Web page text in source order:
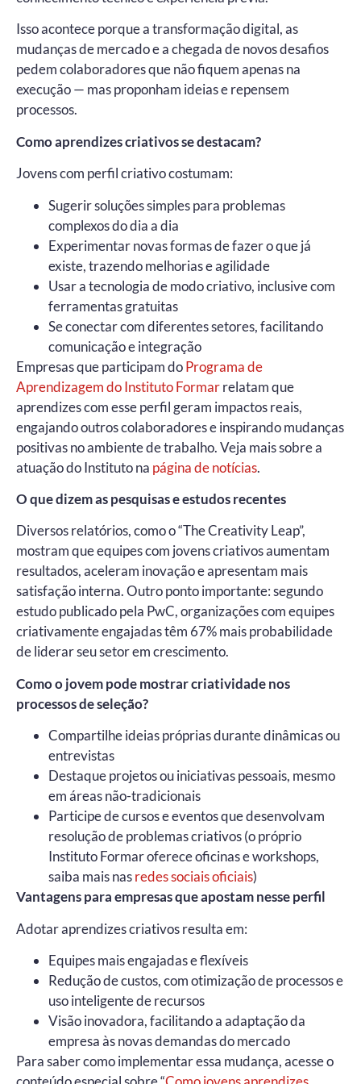
Isso acontece porque a transformação digital, as
mudanças de mercado e a chegada de novos desafios
pedem colaboradores que não fiquem apenas na
execução — mas proponham ideias e repensem
processos.
Como aprendizes criativos se destacam?
Jovens com perfil criativo costumam:
Sugerir soluções simples para problemas
complexos do dia a dia
Experimentar novas formas de fazer o que já
existe, trazendo melhorias e agilidade
Usar a tecnologia de modo criativo, inclusive com
ferramentas gratuitas
Se conectar com diferentes setores, facilitando
comunicação e integração
Empresas que participam doPrograma de
Aprendizagem do Instituto Formarrelatam que
aprendizes com esse perfil geram impactos reais,
engajando outros colaboradores e inspirando mudanças
positivas no ambiente de trabalho. Veja mais sobre a
atuação do Instituto na página de notícias.
O que dizem as pesquisas e estudos recentes
Diversos relatórios, como o “The Creativity Leap”,
mostram que equipes com jovens criativos aumentam
resultados, aceleram inovação e apresentam mais
satisfação interna. Outro ponto importante: segundo
estudo publicado pela PwC, organizações com equipes
criativamente engajadas têm 67% mais probabilidade
de liderar seu setor em crescimento.
Como o jovem pode mostrar criatividade nos
processos de seleção?
Compartilhe ideias próprias durante dinâmicas ou
entrevistas
Destaque projetos ou iniciativas pessoais, mesmo
em áreas não-tradicionais
Participe de cursos e eventos que desenvolvam
resolução de problemas criativos (o próprio
Instituto Formar oferece oficinas e workshops,
saiba mais nasredes sociais oficiais)
Vantagens para empresas que apostam nesse perfil
Adotar aprendizes criativos resulta em:
Equipes mais engajadas e flexíveis
Redução de custos, com otimização de processos e
uso inteligente de recursos
Visão inovadora, facilitando a adaptação da
empresa às novas demandas do mercado
Para saber como implementar essa mudança, acesse o